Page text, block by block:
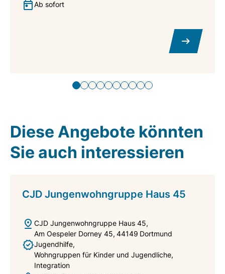
Ab sofort
Diese Angebote könnten
Sie auch interessieren
CJD Jungenwohngruppe Haus 45
CJD Jungenwohngruppe Haus 45
Am Oespeler Dorney 45 44149 Dortmund
Jugendhilfe
Wohngruppen für Kinder und Jugendliche
Integration